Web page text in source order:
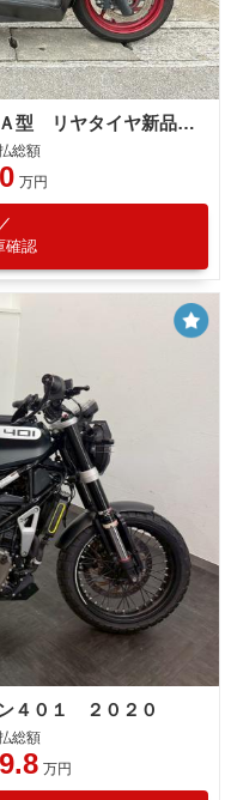
スズキ バーグマン４００ ＤＵ１１Ａ型 リヤタイヤ新品 Ｖベルト新品 スペアキー付 ＡＢＳ
総額
万円
確認
４０１ ２０２０
総額
万円